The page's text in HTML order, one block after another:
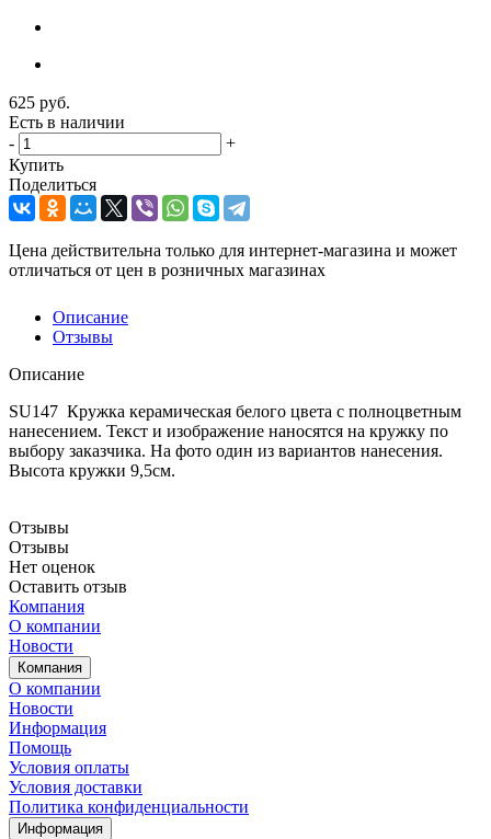
625 руб.
Есть в наличии
-
+
Купить
Поделиться
Цена действительна только для интернет-магазина и может
отличаться от цен в розничных магазинах
Описание
Отзывы
Описание
SU147 Кружка керамическая белого цвета с полноцветным
нанесением. Текст и изображение наносятся на кружку по
выбору заказчика. На фото один из вариантов нанесения.
Высота кружки 9,5см.
Отзывы
Отзывы
Нет оценок
Оставить отзыв
Компания
О компании
Новости
Компания
О компании
Новости
Информация
Помощь
Условия оплаты
Условия доставки
Политика конфиденциальности
Информация